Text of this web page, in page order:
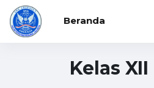
Lewati ke konten utama
Beranda
Kelas XII